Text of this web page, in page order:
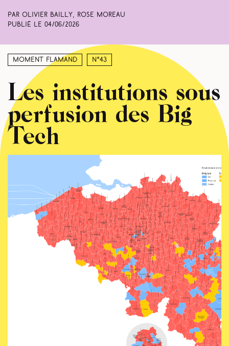
Par Olivier Bailly, Rose Moreau
Publié le 04/06/2026
Moment Flamand N°43
Les institutions sous
perfusion des Big
Tech